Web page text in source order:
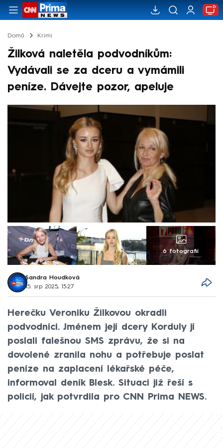
Domů Krimi
Žilková naletěla podvodníkům:
Vydávali se za dceru a vymámili
peníze. Dávejte pozor, apeluje
6 fotografií
Sandra Houdková
15. srp 2025, 15:27
Herečku Veroniku Žilkovou okradli
podvodníci. Jménem její dcery Korduly jí
poslali falešnou SMS zprávu, že si na
dovolené zranila nohu a potřebuje poslat
peníze na zaplacení lékařské péče,
informoval deník Blesk. Situaci již řeší s
policií, jak potvrdila pro CNN Prima NEWS.